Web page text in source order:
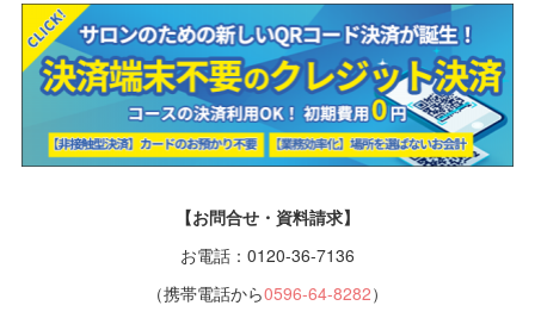
【お問合せ・資料請求】
お電話：0120-36-7136
（携帯電話から0596-64-8282）